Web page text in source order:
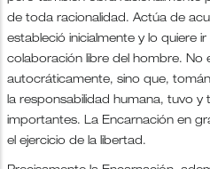
de toda racionalidad. Actúa de
estableció inicialmente y lo quiere
colaboración libre del hombre. No
autocráticamente, sino que,
la responsabilidad humana, tuvo y
importantes. La Encarnación en
el ejercicio de la libertad.